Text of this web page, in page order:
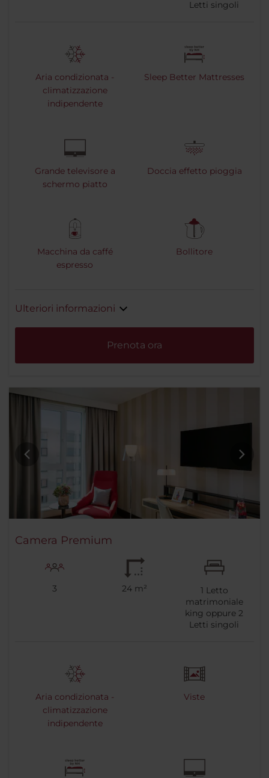
Letti singoli
Aria condizionata -
climatizzazione
indipendente
Sleep Better Mattresses
Grande televisore a
schermo piatto
Doccia effetto pioggia
Macchina da caffé
espresso
Bollitore
Ulteriori informazioni
Prenota ora
Camera Premium
3 24 m² 1 Letto
matrimoniale
king oppure2
Letti singoli
Aria condizionata -
climatizzazione
indipendente
Viste